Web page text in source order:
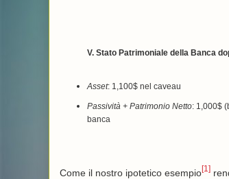
V. Stato Patrimoniale della Banca
Asset: 1,100$ nel caveau
Passività + Patrimonio Netto: 1,000$
banca
Come il nostro ipotetico esempio[1]